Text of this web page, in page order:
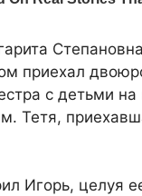
приехал
с детьми
Тетя,
Игорь, целуя